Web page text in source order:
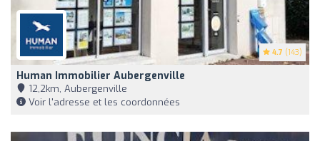
4.7 (143)
Human Immobilier Aubergenville
12,2km, Aubergenville
Voir l'adresse et les coordonnées